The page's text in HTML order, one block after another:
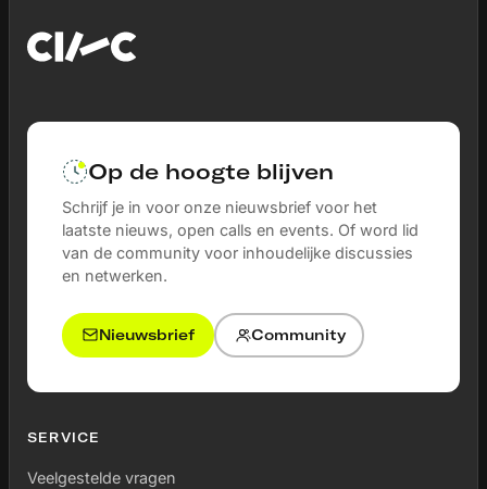
Op de hoogte blijven
Schrijf je in voor onze nieuwsbrief voor het
laatste nieuws, open calls en events. Of word lid
van de community voor inhoudelijke discussies
en netwerken.
Nieuwsbrief Community
SERVICE
Veelgestelde vragen